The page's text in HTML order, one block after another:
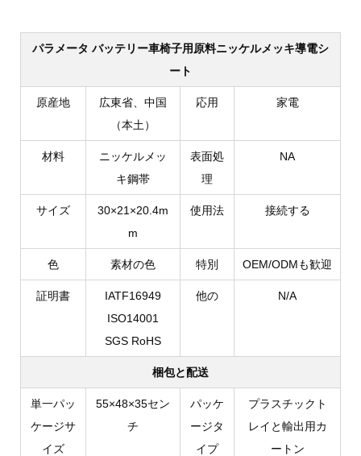
パラメータ バッテリー車椅子用原料ニッケルメッキ導電シ
ート
原産地
広東省、中国
（本土）
応用 家電
材料
ニッケルメッ
キ鋼帯
表面処
理
NA
サイズ
30×21×20.4m
m
使用法 接続する
色 素材の色 特別 OEM/ODMも歓迎
証明書
IATF16949
ISO14001
SGS RoHS
他の N/A
梱包と配送
単一パッ
ケージサ
イズ
55×48×35セン
チ
パッケ
ージタ
イプ
プラスチックト
レイと輸出用カ
ートン